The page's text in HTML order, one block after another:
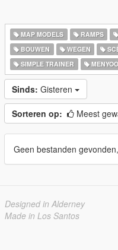
MAP MODELS RAMPS
BOUWEN
WEGEN
SIMPLE TRAINER
MENYOO
Sinds: Gisteren
Sorteren op: Meest
Geen bestanden
Designed in Alderney
Made in Los Santos